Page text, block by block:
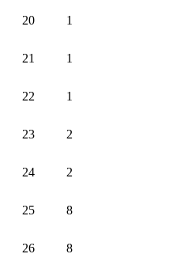
20 1
21 1
22 1
23 2
24 2
25 8
26 8